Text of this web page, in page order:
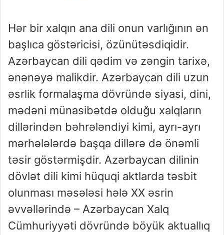
Hər bir xalqın ana dili onun varlığının ən
başlıca göstəricisi, özünütəsdiqidir.
Azərbaycan dili qədim və zəngin tarixə,
ənənəyə malikdir. Azərbaycan dili uzun
əsrlik formalaşma dövründə siyasi, dini,
mədəni münasibətdə olduğu xalqların
dillərindən bəhrələndiyi kimi, ayrı-ayrı
mərhələlərdə başqa dillərə də önəmli
təsir göstərmişdir. Azərbaycan dilinin
dövlət dili kimi hüquqi aktlarda təsbit
olunması məsələsi hələ XX əsrin
əvvəllərində – Azərbaycan Xalq
Cümhuriyyəti dövründə böyük aktuallıq